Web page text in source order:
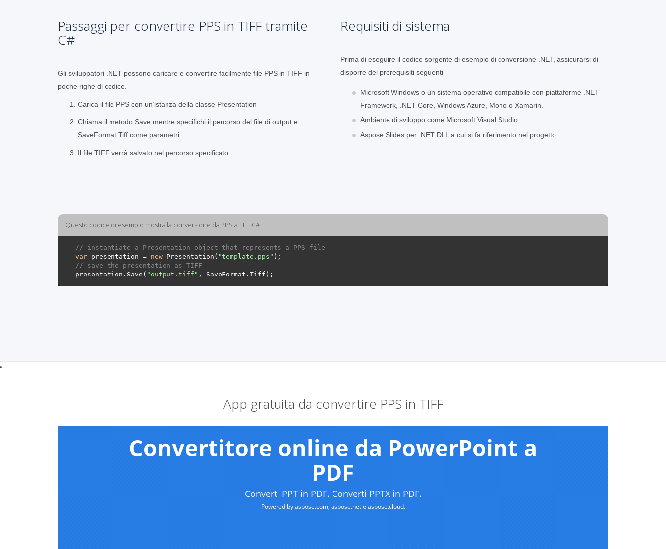
Passaggi per convertire PPS in TIFF tramite
C#
Gli sviluppatori .NET possono caricare e convertire facilmente file PPS in TIFF in
poche righe di codice.
Carica il file PPS con un’istanza della classe Presentation
Chiama il metodo Save mentre specifichi il percorso del file di output e
SaveFormat.Tiff come parametri
Il file TIFF verrà salvato nel percorso specificato
Requisiti di sistema
Prima di eseguire il codice sorgente di esempio di conversione .NET, assicurarsi di
disporre dei prerequisiti seguenti.
Microsoft Windows o un sistema operativo compatibile con piattaforme .NET
Framework, .NET Core, Windows Azure, Mono o Xamarin.
Ambiente di sviluppo come Microsoft Visual Studio.
Aspose.Slides per .NET DLL a cui si fa riferimento nel progetto.
Questo codice di esempio mostra la conversione da PPS a TIFF C#
// instantiate a Presentation object that represents a PPS file
var presentation = new Presentation( "template.pps"
// save the presentation as TIFF
presentation.Save( "output.tiff"
App gratuita da convertire PPS in TIFF